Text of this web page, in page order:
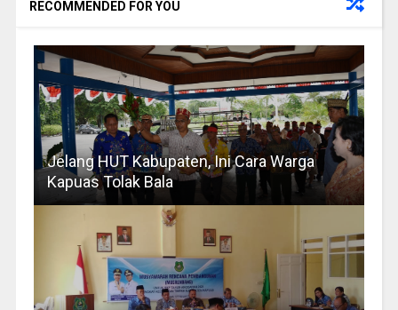
RECOMMENDED FOR YOU
Jelang HUT Kabupaten, Ini Cara Warga
Kapuas Tolak Bala